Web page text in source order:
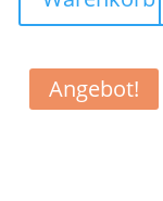
Angebot!